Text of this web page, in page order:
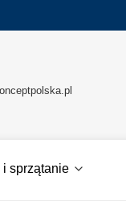
i sprzątanie